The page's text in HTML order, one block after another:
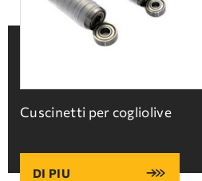
Cuscinetti per cogliolive
DI PIU